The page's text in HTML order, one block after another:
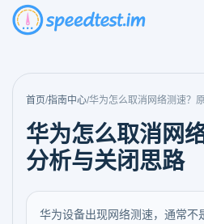
首页/指南中心/华为怎么取消网络测速？
华为怎么取消网
分析与关闭思路
华为设备出现网络测速，通常不